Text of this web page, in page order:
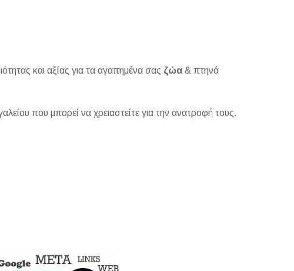
και αξίας για τα αγαπημένα σας ζώα & πτηνά
που μπορεί να χρειαστείτε για την ανατροφή τους.